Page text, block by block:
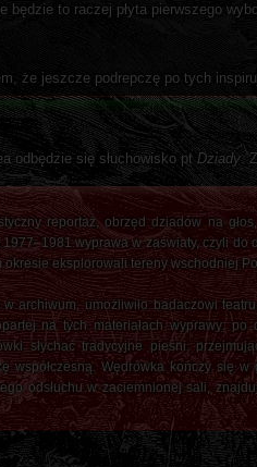
będzie to raczej płyta pierwszego
że jeszcze podrepczę po tych
odbędzie się słuchowisko pt Dziady.
reportaż, obrzęd dziadów na
wyprawa w zaświaty, czyli
okresie eksplorowali tereny wschodniej
archiwum, umożliwiło badaczowi
na tych materiałach wyprawy:
słychać tradycyjne pieśni,
współczesną. Wędrówka kończy się w
odsłuchu w zaciemnionej sali,